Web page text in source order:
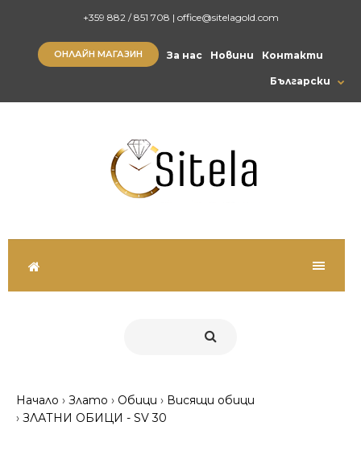
+359 882 / 851 708 | office@sitelagold.com
Български
ОНЛАЙН МАГАЗИН За нас Новини Контакти
Начало Злато Обици
Висящи обици
ЗЛАТНИ ОБИЦИ - SV 30